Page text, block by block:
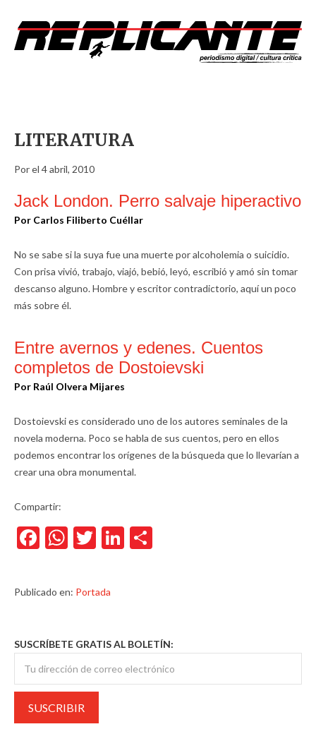
LITERATURA
Por el 4 abril, 2010
Jack London. Perro salvaje hiperactivo
Por Carlos Filiberto Cuéllar
No se sabe si la suya fue una muerte por alcoholemia o suicidio.
Con prisa vivió, trabajo, viajó, bebió, leyó, escribió y amó sin tomar
descanso alguno. Hombre y escritor contradictorio, aquí un poco
más sobre él.
Entre avernos y edenes. Cuentos
completos de Dostoievski
Por Raúl Olvera Mijares
Dostoievski es considerado uno de los autores seminales de la
novela moderna. Poco se habla de sus cuentos, pero en ellos
podemos encontrar los orígenes de la búsqueda que lo llevarían a
crear una obra monumental.
Compartir:
Facebook
WhatsApp
TwitterLinkedIn
Publicado en: Portada
SUSCRÍBETE GRATIS AL BOLETÍN: